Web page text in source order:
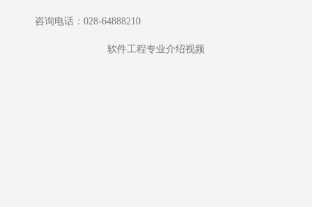
咨询电话：028-64888210
软件工程专业介绍视频